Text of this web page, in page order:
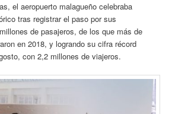
el aeropuerto malagueño celebraba
tras registrar el paso por sus
de pasajeros, de los que más de
en 2018, y logrando su cifra récord
con 2,2 millones de viajeros.